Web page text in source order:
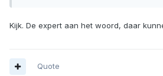
Kijk. De expert aan het woord, daar
Quote